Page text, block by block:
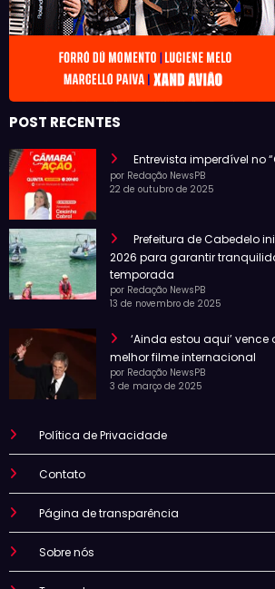
POST RECENTES
Entrevista imperdível no
por Redação NewsPB
22 de outubro de 2025
Prefeitura de Cabedelo
2026 para garantir
temporada
por Redação NewsPB
13 de novembro de 2025
‘Ainda estou aqui’ vence
melhor filme internacional
por Redação NewsPB
3 de março de 2025
Política de Privacidade
Contato
Página de transparência
Sobre nós